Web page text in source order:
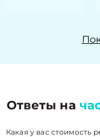
Ответы на
Какая у вас стоимость